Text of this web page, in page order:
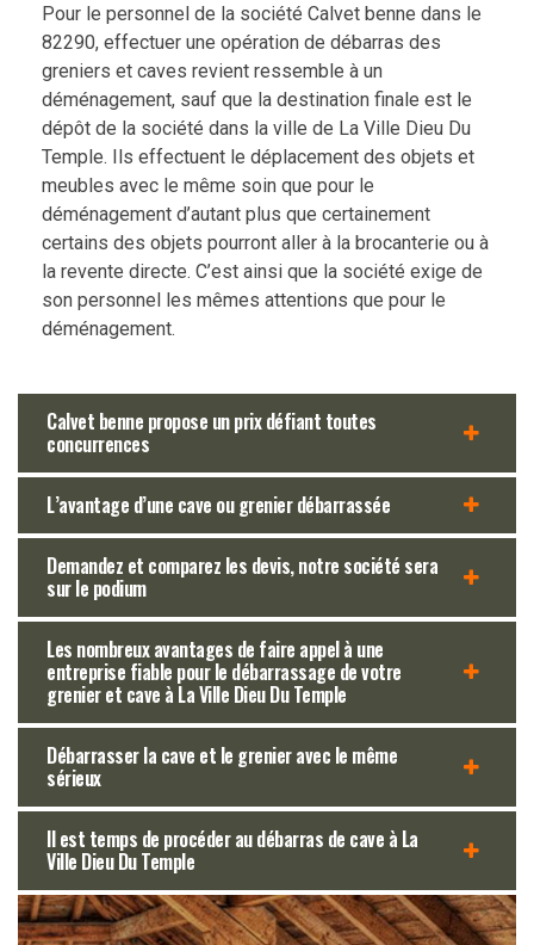
Pour le personnel de la société Calvet benne dans le
82290, effectuer une opération de débarras des
greniers et caves revient ressemble à un
déménagement, sauf que la destination finale est le
dépôt de la société dans la ville de La Ville Dieu Du
Temple. Ils effectuent le déplacement des objets et
meubles avec le même soin que pour le
déménagement d’autant plus que certainement
certains des objets pourront aller à la brocanterie ou à
la revente directe. C’est ainsi que la société exige de
son personnel les mêmes attentions que pour le
déménagement.
Calvet benne propose un prix défiant toutes
concurrences
L’avantage d’une cave ou grenier débarrassée
Demandez et comparez les devis, notre société sera
sur le podium
Les nombreux avantages de faire appel à une
entreprise fiable pour le débarrassage de votre
grenier et cave à La Ville Dieu Du Temple
Débarrasser la cave et le grenier avec le même
sérieux
Il est temps de procéder au débarras de cave à La
Ville Dieu Du Temple